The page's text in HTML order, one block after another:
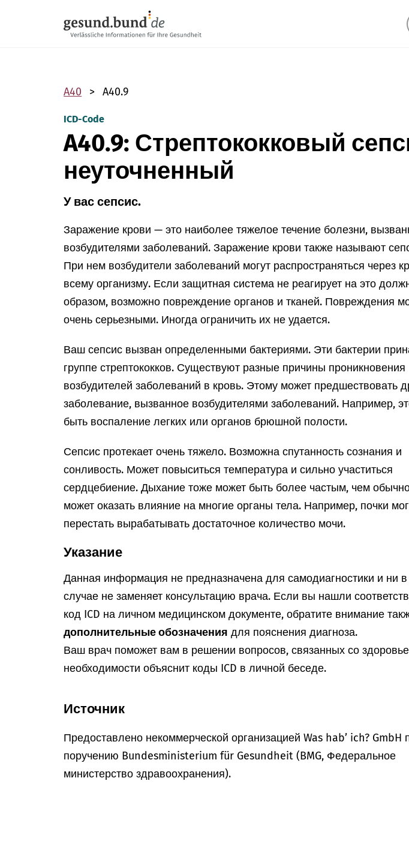
A40 A40.9
ICD-Code
A40.9: Стрептококковый
неуточненный
У вас сепсис.
Заражение крови — это наиболее тяжелое течение болезни,
возбудителями заболеваний. Заражение крови также называют
При нем возбудители заболеваний могут распространяться через
всему организму. Если защитная система не реагирует на это
образом, возможно повреждение органов и тканей. Повреждения
очень серьезными. Иногда ограничить их не удается.
Ваш сепсис вызван определенными бактериями. Эти бактерии
группе стрептококков. Существуют разные причины проникновения
возбудителей заболеваний в кровь. Этому может предшествовать
заболевание, вызванное возбудителями заболеваний. Например,
быть воспаление легких или органов брюшной полости.
Сепсис протекает очень тяжело. Возможна спутанность сознания и
сонливость. Может повыситься температура и сильно участиться
сердцебиение. Дыхание тоже может быть более частым, чем
может оказать влияние на многие органы тела. Например, почки
перестать вырабатывать достаточное количество мочи.
Указание
Данная информация не предназначена для самодиагностики и ни
случае не заменяет консультацию врача. Если вы нашли
код ICD на личном медицинском документе, обратите внимание
дополнительные обозначения для пояснения диагноза.
Ваш врач поможет вам в решении вопросов, связанных со
необходимости объяснит коды ICD в личной беседе.
Источник
Предоставлено некоммерческой организацией Was hab’ ich? GmbH
поручению Bundesministerium für Gesundheit (BMG, Федеральное
министерство здравоохранения).